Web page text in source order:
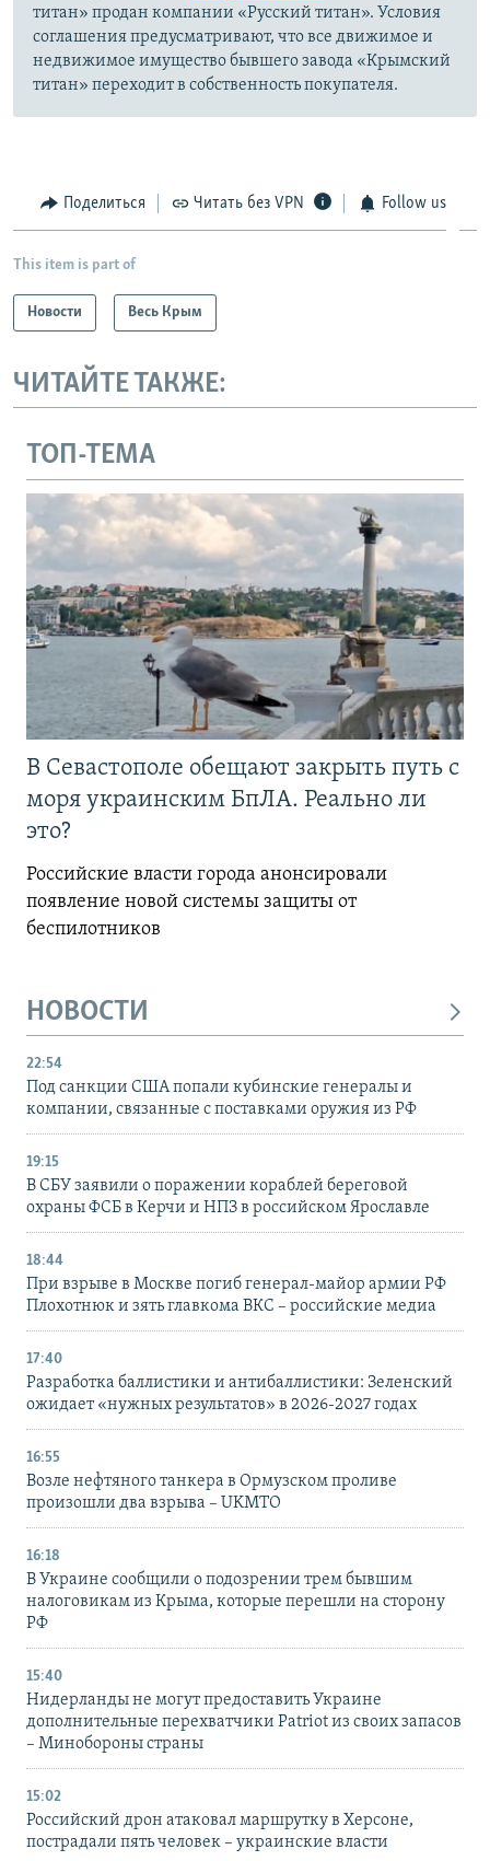
титан» продан компании «Русский титан». Условия
соглашения предусматривают, что все движимое и
недвижимое имущество бывшего завода «Крымский
титан» переходит в собственность покупателя.
Поделиться Читать без VPN Follow us
This item is part of
Новости Весь Крым
ЧИТАЙТЕ ТАКЖЕ:
ТОП-ТЕМА
В Севастополе обещают закрыть путь с
моря украинским БпЛА. Реально ли
это?
Российские власти города анонсировали
появление новой системы защиты от
беспилотников
НОВОСТИ
22:54
Под санкции США попали кубинские генералы и
компании, связанные с поставками оружия из РФ
19:15
В СБУ заявили о поражении кораблей береговой
охраны ФСБ в Керчи и НПЗ в российском Ярославле
18:44
При взрыве в Москве погиб генерал-майор армии РФ
Плохотнюк и зять главкома ВКС – российские медиа
17:40
Разработка баллистики и антибаллистики: Зеленский
ожидает «нужных результатов» в 2026-2027 годах
16:55
Возле нефтяного танкера в Ормузском проливе
произошли два взрыва – UKMTO
16:18
В Украине сообщили о подозрении трем бывшим
налоговикам из Крыма, которые перешли на сторону
РФ
15:40
Нидерланды не могут предоставить Украине
дополнительные перехватчики Patriot из своих запасов
– Минобороны страны
15:02
Российский дрон атаковал маршрутку в Херсоне,
пострадали пять человек – украинские власти